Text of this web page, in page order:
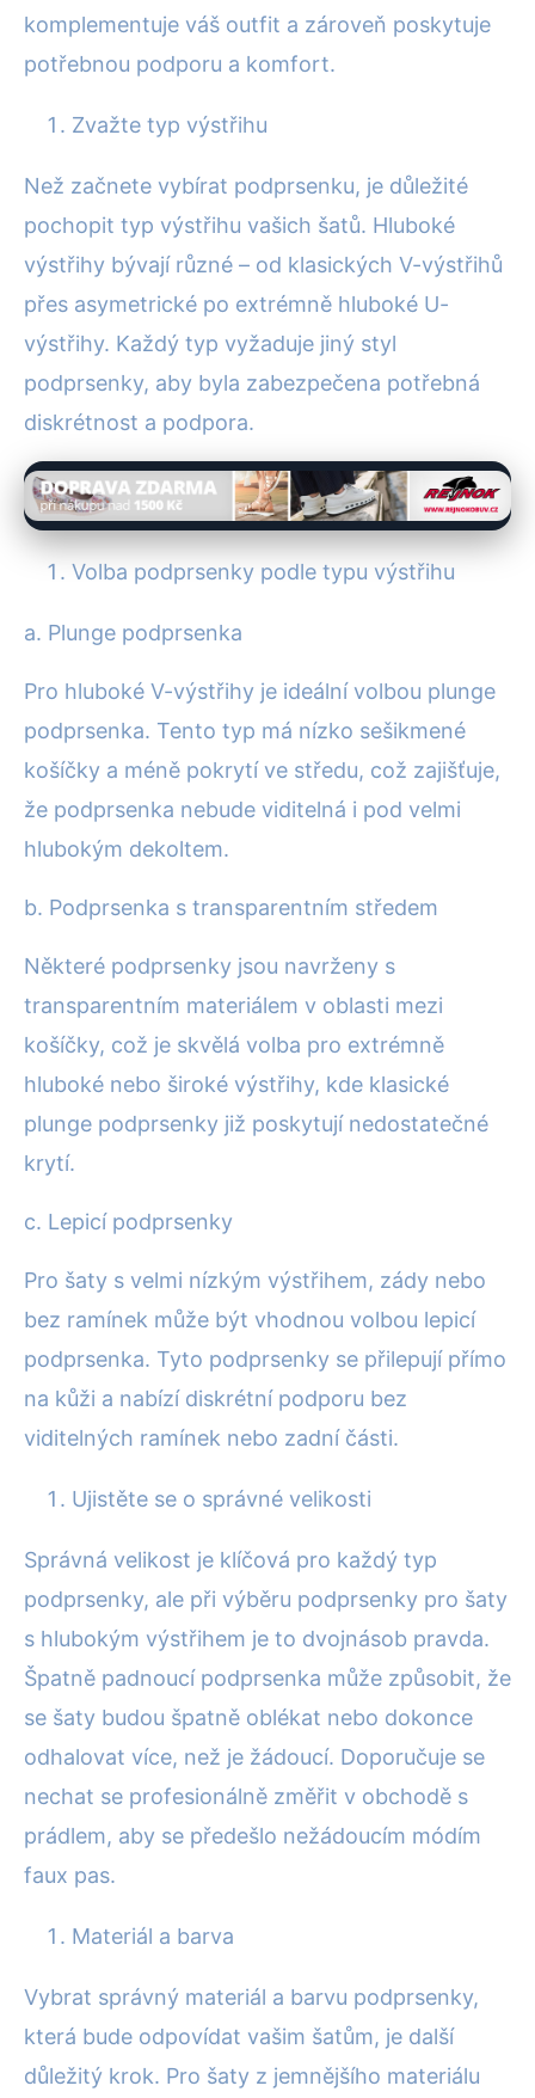
komplementuje váš outfit a zároveň poskytuje
potřebnou podporu a komfort.
Zvažte typ výstřihu
Než začnete vybírat podprsenku, je důležité
pochopit typ výstřihu vašich šatů. Hluboké
výstřihy bývají různé – od klasických V-výstřihů
přes asymetrické po extrémně hluboké U-
výstřihy. Každý typ vyžaduje jiný styl
podprsenky, aby byla zabezpečena potřebná
diskrétnost a podpora.
Volba podprsenky podle typu výstřihu
a. Plunge podprsenka
Pro hluboké V-výstřihy je ideální volbou plunge
podprsenka. Tento typ má nízko sešikmené
košíčky a méně pokrytí ve středu, což zajišťuje,
že podprsenka nebude viditelná i pod velmi
hlubokým dekoltem.
b. Podprsenka s transparentním středem
Některé podprsenky jsou navrženy s
transparentním materiálem v oblasti mezi
košíčky, což je skvělá volba pro extrémně
hluboké nebo široké výstřihy, kde klasické
plunge podprsenky již poskytují nedostatečné
krytí.
c. Lepicí podprsenky
Pro šaty s velmi nízkým výstřihem, zády nebo
bez ramínek může být vhodnou volbou lepicí
podprsenka. Tyto podprsenky se přilepují přímo
na kůži a nabízí diskrétní podporu bez
viditelných ramínek nebo zadní části.
Ujistěte se o správné velikosti
Správná velikost je klíčová pro každý typ
podprsenky, ale při výběru podprsenky pro šaty
s hlubokým výstřihem je to dvojnásob pravda.
Špatně padnoucí podprsenka může způsobit, že
se šaty budou špatně oblékat nebo dokonce
odhalovat více, než je žádoucí. Doporučuje se
nechat se profesionálně změřit v obchodě s
prádlem, aby se předešlo nežádoucím módím
faux pas.
Materiál a barva
Vybrat správný materiál a barvu podprsenky,
která bude odpovídat vašim šatům, je další
důležitý krok. Pro šaty z jemnějšího materiálu